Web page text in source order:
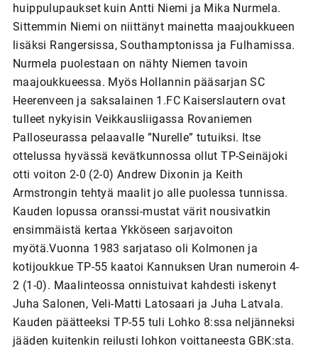
huippulupaukset kuin Antti Niemi ja Mika Nurmela.
Sittemmin Niemi on niittänyt mainetta maajoukkueen
lisäksi Rangersissa, Southamptonissa ja Fulhamissa.
Nurmela puolestaan on nähty Niemen tavoin
maajoukkueessa. Myös Hollannin pääsarjan SC
Heerenveen ja saksalainen 1.FC Kaiserslautern ovat
tulleet nykyisin Veikkausliigassa Rovaniemen
Palloseurassa pelaavalle ”Nurelle” tutuiksi. Itse
ottelussa hyvässä kevätkunnossa ollut TP-Seinäjoki
otti voiton 2-0 (2-0) Andrew Dixonin ja Keith
Armstrongin tehtyä maalit jo alle puolessa tunnissa.
Kauden lopussa oranssi-mustat värit nousivatkin
ensimmäistä kertaa Ykköseen sarjavoiton
myötä.Vuonna 1983 sarjataso oli Kolmonen ja
kotijoukkue TP-55 kaatoi Kannuksen Uran numeroin 4-
2 (1-0). Maalinteossa onnistuivat kahdesti iskenyt
Juha Salonen, Veli-Matti Latosaari ja Juha Latvala.
Kauden päätteeksi TP-55 tuli Lohko 8:ssa neljänneksi
jääden kuitenkin reilusti lohkon voittaneesta GBK:sta.